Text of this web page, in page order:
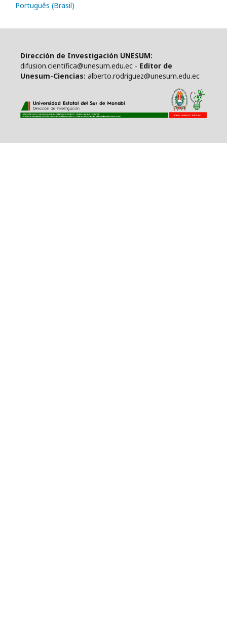
Português (Brasil)
Dirección de Investigación UNESUM:
difusion.cientifica@unesum.edu.ec - Editor de
Unesum-Ciencias: alberto.rodriguez@unesum.edu.ec